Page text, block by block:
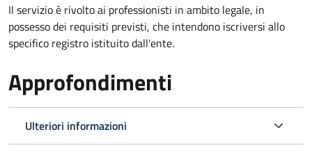
Il servizio è rivolto ai professionisti in ambito legale, in
possesso dei requisiti previsti, che intendono iscriversi allo
specifico registro istituito dall'ente.
Approfondimenti
Ulteriori informazioni